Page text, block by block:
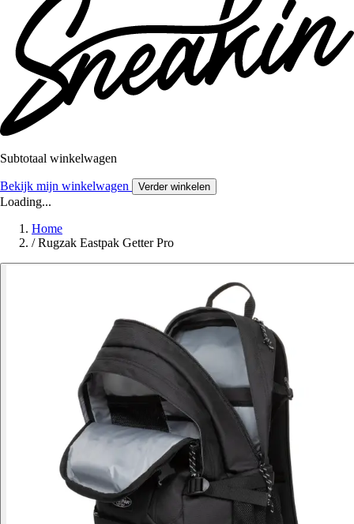
Subtotaal winkelwagen
Bekijk mijn winkelwagen Verder winkelen
Loading...
Home
/ Rugzak Eastpak Getter Pro